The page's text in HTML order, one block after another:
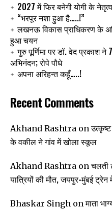
2027 में फिर बनेगी योगी के
“भरपूर नशा हुआ है…..!”
लखनऊ विकास प्राधिकरण के
हुआ चयन
गुरु पूर्णिमा पर डॉ. वेद प्रकाश ने
अभिनंदन; रोपे पौधे
अपना अरिहन्त कहूँ…..!
Recent Comments
Akhand Rashtra on
के वकील ने गांव में खोला स्कूल
Akhand Rashtra onचलती
यात्रियों की मौत, जयपुर-मुंबई
Bhaskar Singh onमाता